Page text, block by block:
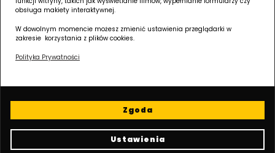
obsługa makiety interaktywnej.
W dowolnym momencie możesz zmienić ustawienia przeglądarki w
zakresie korzystania z plików cookies.
Polityka Prywatności
Ustawienia
Zgoda
do:
Jesteśmy